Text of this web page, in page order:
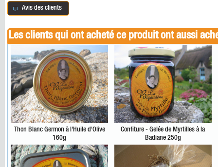
Avis des clients
Les clients qui ont acheté ce produit ont aussi
Thon Blanc Germon à l'Huile d'Olive
160g
Confiture - Gelée de Myrtilles à la
Badiane 250g